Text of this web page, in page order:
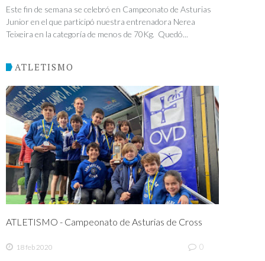
Este fin de semana se celebró en Campeonato de Asturias
Junior en el que participó nuestra entrenadora Nerea
Teixeira en la categoría de menos de 70Kg. Quedó...
ATLETISMO
ATLETISMO - Campeonato de Asturias de Cross
18 feb 2020 0